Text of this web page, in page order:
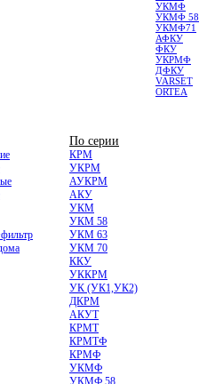
УКМФ
УКМФ 58
УКМФ71
АФКУ
ФКУ
УКРМФ
ДФКУ
VARSET
ORTEA
По серии
КРМ
УКРМ
АУКРМ
АКУ
УКМ
УКМ 58
УКМ 63
УКМ 70
ККУ
УККРМ
УК (УК1,УК2)
ДКРМ
АКУТ
КРМТ
КРМТФ
КРМФ
УКМФ
УКМФ 58